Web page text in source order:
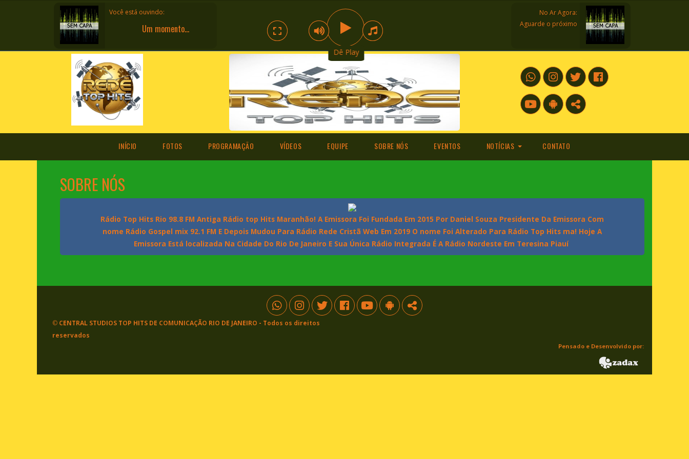
Você está ouvindo:
Um momento...
No Ar Agora:
Aguarde o próximo
Dê Play
INÍCIO FOTOS PROGRAMAÇÃO VÍDEOS EQUIPE SOBRE NÓS EVENTOS NOTÍCIAS
TELEVISÃO
CONTATO
SOBRE NÓS
Rádio Top Hits Rio 98.8 FM Antiga Rádio top Hits Maranhão! A Emissora Foi Fundada Em 2015 Por Daniel Souza Presidente Da Emissora Com
nome Rádio Gospel mix 92.1 FM E Depois Mudou Para Rádio Rede Cristã Web Em 2019 O nome Foi Alterado Para Rádio Top Hits ma! Hoje A
Emissora Está localizada Na Cidade Do Rio De Janeiro E Sua Única Rádio Integrada É A Rádio Nordeste Em Teresina Piauí
© CENTRAL STUDIOS TOP HITS DE COMUNICAÇÃO RIO DE JANEIRO - Todos os direitos
reservados
Pensado e Desenvolvido por: